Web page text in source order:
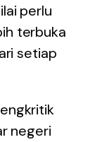
perlu
terbuka
setiap
negeri